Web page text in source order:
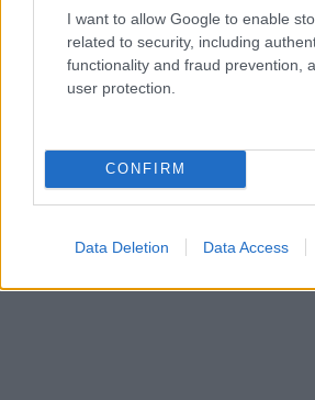
I want to allow Google to enable
related to security, including
functionality and fraud prevention,
user protection.
CONFIRM
Data Deletion Data Access
9 Αυγούστου 1945: Η ρίψη της
ατομικής βόμβας στο Ναγκασάκι,
πρώτη ρίψη στη Χιροσίμα
ΑΜΥΝΑ
09/08/26 - 11:37
Τουρκαλβανούς ο Μάρκος
λίγο μια σύγκρουση στον διάδρομο
ΑΜΥΝΑ